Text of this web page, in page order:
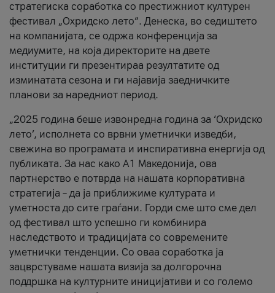
стратегиска соработка со престижниот културен
фестивал „Охридско лето“. Денеска, во седиштето
на компанијата, се одржа конференција за
медиумите, на која директорите на двете
институции ги презентираа резултатите од
изминатата сезона и ги најавија заедничките
планови за наредниот период.
„2025 година беше извонредна година за ‘Охридско
лето’, исполнета со врвни уметнички изведби,
свежина во програмата и инспиративна енергија од
публиката. За нас како A1 Македонија, ова
партнерство е потврда на нашата корпоративна
стратегија – да ја приближиме културата и
уметноста до сите граѓани. Горди сме што сме дел
од фестивал што успешно ги комбинира
наследството и традицијата со современите
уметнички тенденции. Со оваа соработка ја
зацврстуваме нашата визија за долгорочна
поддршка на културните иницијативи и со големо